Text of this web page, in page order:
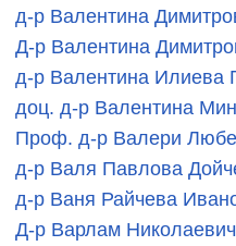
д-р Валентина
Д-р Валентина
д-р Валентина Илиева
доц. д-р Валентина
Проф. д-р Валери
д-р Валя Павлова
д-р Ваня Райчева
Д-р Варлам